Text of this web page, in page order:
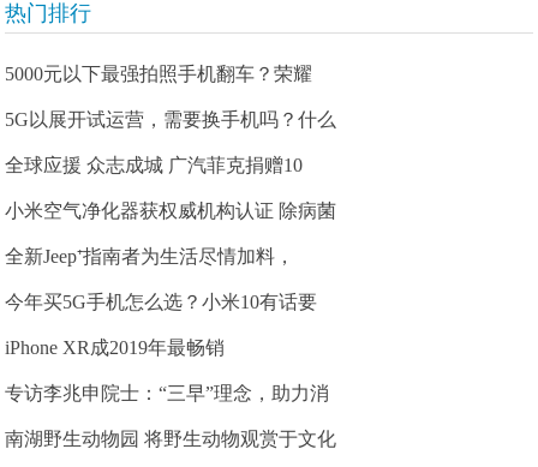
热门排行
5000元以下最强拍照手机翻车？荣耀
5G以展开试运营，需要换手机吗？什么
全球应援 众志成城 广汽菲克捐赠10
小米空气净化器获权威机构认证 除病菌
全新Jeep⁺指南者为生活尽情加料，
今年买5G手机怎么选？小米10有话要
iPhone XR成2019年最畅销
专访李兆申院士：“三早”理念，助力消
南湖野生动物园 将野生动物观赏于文化